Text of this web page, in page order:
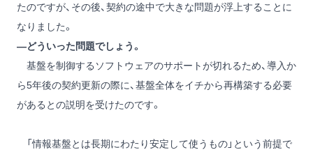
たのですが、その後、契約の途中で大きな問題が浮上することに
なりました。
―どういった問題でしょう。
基盤を制御するソフトウェアのサポートが切れるため、導入か
ら5年後の契約更新の際に、基盤全体をイチから再構築する必要
があるとの説明を受けたのです。
「情報基盤とは長期にわたり安定して使うもの」という前提で